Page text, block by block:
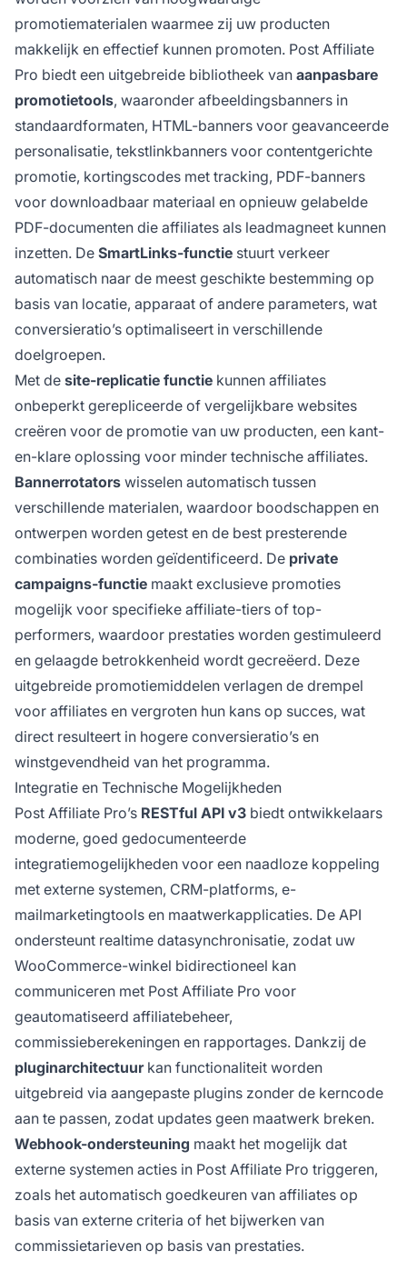
promotiematerialen waarmee zij uw producten
makkelijk en effectief kunnen promoten. Post Affiliate
Pro biedt een uitgebreide bibliotheek van aanpasbare
promotietools, waaronder afbeeldingsbanners in
standaardformaten, HTML-banners voor geavanceerde
personalisatie, tekstlinkbanners voor contentgerichte
promotie, kortingscodes met tracking, PDF-banners
voor downloadbaar materiaal en opnieuw gelabelde
PDF-documenten die affiliates als leadmagneet kunnen
inzetten. De SmartLinks-functie stuurt verkeer
automatisch naar de meest geschikte bestemming op
basis van locatie, apparaat of andere parameters, wat
conversieratio’s optimaliseert in verschillende
doelgroepen.
Met de site-replicatie functie kunnen affiliates
onbeperkt gerepliceerde of vergelijkbare websites
creëren voor de promotie van uw producten, een kant-
en-klare oplossing voor minder technische affiliates.
Bannerrotators wisselen automatisch tussen
verschillende materialen, waardoor boodschappen en
ontwerpen worden getest en de best presterende
combinaties worden geïdentificeerd. De private
campaigns-functie maakt exclusieve promoties
mogelijk voor specifieke affiliate-tiers of top-
performers, waardoor prestaties worden gestimuleerd
en gelaagde betrokkenheid wordt gecreëerd. Deze
uitgebreide promotiemiddelen verlagen de drempel
voor affiliates en vergroten hun kans op succes, wat
direct resulteert in hogere conversieratio’s en
winstgevendheid van het programma.
Integratie en Technische Mogelijkheden
Post Affiliate Pro’s RESTful API v3 biedt ontwikkelaars
moderne, goed gedocumenteerde
integratiemogelijkheden voor een naadloze koppeling
met externe systemen, CRM-platforms, e-
mailmarketingtools en maatwerkapplicaties. De API
ondersteunt realtime datasynchronisatie, zodat uw
WooCommerce-winkel bidirectioneel kan
communiceren met Post Affiliate Pro voor
geautomatiseerd affiliatebeheer,
commissieberekeningen en rapportages. Dankzij de
pluginarchitectuurkan functionaliteit worden
uitgebreid via aangepaste plugins zonder de kerncode
aan te passen, zodat updates geen maatwerk breken.
Webhook-ondersteuning maakt het mogelijk dat
externe systemen acties in Post Affiliate Pro triggeren,
zoals het automatisch goedkeuren van affiliates op
basis van externe criteria of het bijwerken van
commissietarieven op basis van prestaties.